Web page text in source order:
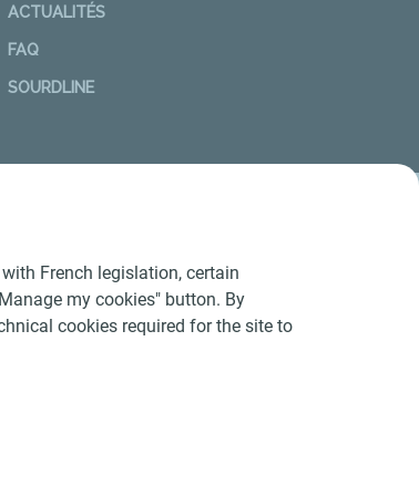
ACTUALITÉS
FAQ
SOURDLINE
French legislation, certain
my cookies" button. By
cookies required for the site to